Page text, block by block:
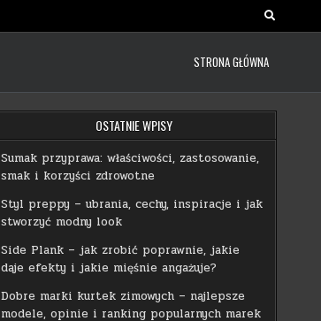
STRONA GŁÓWNA
OSTATNIE WPISY
Sumak przyprawa: właściwości, zastosowanie,
smak i korzyści zdrowotne
Styl preppy – ubrania, cechy, inspiracje i jak
stworzyć modny look
Side Plank – jak zrobić poprawnie, jakie
daje efekty i jakie mięśnie angażuje?
Dobre marki kurtek zimowych – najlepsze
modele, opinie i ranking popularnych marek